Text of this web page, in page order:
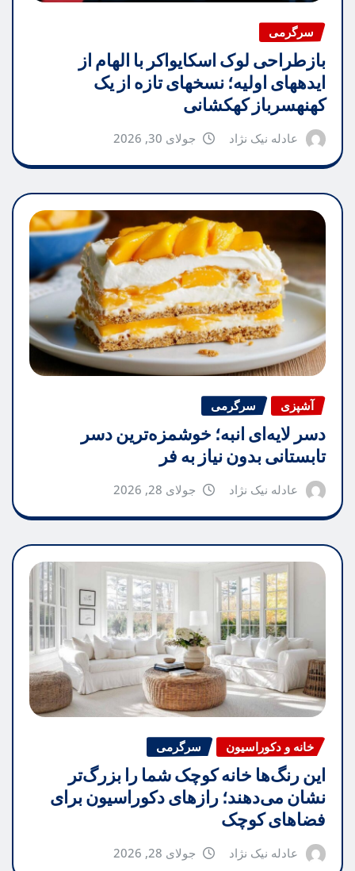
سرگرمی
بازطراحی لوک اسکایواکر با الهام از
ایدههای اولیه؛ نسخهای تازه از یک
کهنهسرباز کهکشانی
عادله نیک نژاد جولای 30, 2026
آشپزی سرگرمی
دسر لایه‌ای انبه؛ خوشمزه‌ترین دسر
تابستانی بدون نیاز به فر
عادله نیک نژاد جولای 28, 2026
خانه و دکوراسیون سرگرمی
این رنگ‌ها خانه کوچک شما را بزرگ‌تر
نشان می‌دهند؛ رازهای دکوراسیون برای
فضاهای کوچک
عادله نیک نژاد جولای 28, 2026